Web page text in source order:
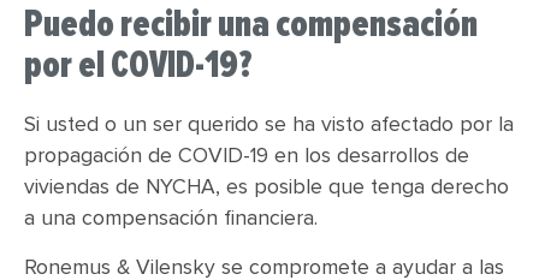
Puedo recibir una compensación
por el COVID-19?
Si usted o un ser querido se ha visto afectado por la
propagación de COVID-19 en los desarrollos de
viviendas de NYCHA, es posible que tenga derecho
a una compensación financiera.
Ronemus & Vilensky se compromete a ayudar a las